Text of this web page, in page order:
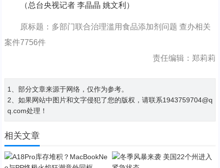
（总台央视记者 李晶晶 姚文利）
原标题：多部门联合治理滥用食品添加剂问题 查办相关
案件7756件
责任编辑：郑莉莉
1、部分文章来源于网络，仅作为参考。
2、如果网站中图片和文字侵犯了您的版权，请联系1943759704@q
q.com处理！
相关文章